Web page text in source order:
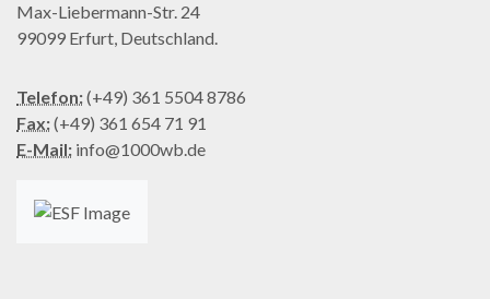
Max-Liebermann-Str. 24
99099 Erfurt, Deutschland.
Telefon:(+49) 361 5504 8786
Fax:(+49) 361 654 71 91
E-Mail: info@1000wb.de